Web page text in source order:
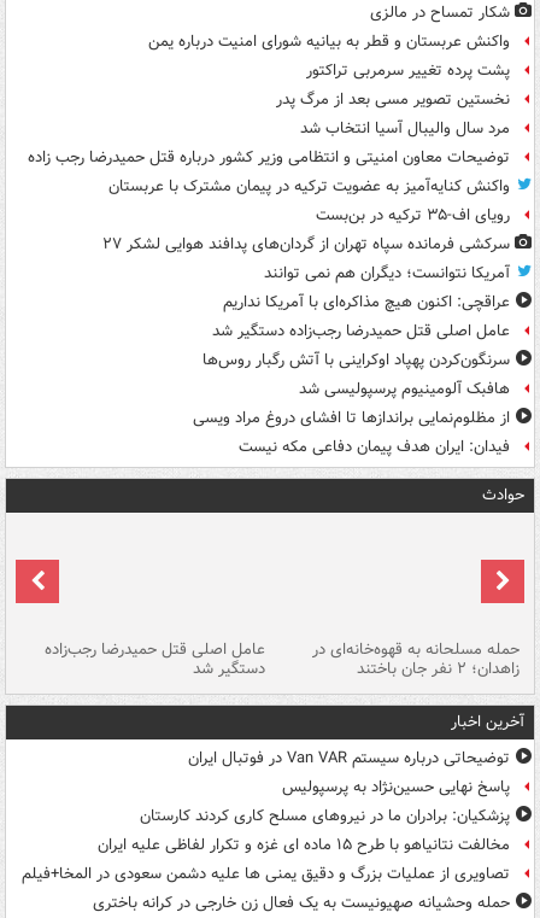
شکار تمساح در مالزی
واکنش عربستان و قطر به بیانیه شورای امنیت درباره یمن
پشت پرده تغییر سرمربی تراکتور
نخستین تصویر مسی بعد از مرگ پدر
مرد سال والیبال آسیا انتخاب شد
توضیحات معاون امنیتی و انتظامی وزیر کشور درباره قتل حمیدرضا رجب زاده
واکنش کنایه‌آمیز به عضویت ترکیه در پیمان مشترک با عربستان
رویای اف-۳۵ ترکیه در بن‌بست
سرکشی فرمانده سپاه تهران از گردان‌های پدافند هوایی لشکر ۲۷
آمریکا نتوانست؛ دیگران هم نمی توانند
عراقچی: اکنون هیچ مذاکره‌ای با آمریکا نداریم
عامل اصلی قتل حمیدرضا رجب‌زاده دستگیر شد
سرنگون‌کردن پهپاد اوکراینی با آتش رگبار روس‌ها
هافبک آلومینیوم پرسپولیسی شد
از مظلوم‌نمایی براندازها تا افشای دروغ مراد ویسی
فیدان: ایران هدف پیمان دفاعی مکه نیست
حوادث
حمله مسلحانه به قهوه‌خانه‌ای در
زاهدان؛ ۲ نفر جان باختند
عامل اصلی قتل حمیدرضا رجب‌زاده
دستگیر شد
آخرین اخبار
توضیحاتی درباره سیستم Van VAR در فوتبال ایران
پاسخ نهایی حسین‌نژاد به پرسپولیس
پزشکیان: برادران ما در نیروهای مسلح کاری کردند کارستان
مخالفت نتانیاهو با طرح ۱۵ ماده ای غزه و تکرار لفاظی علیه ایران
تصاویری از عملیات بزرگ و دقیق یمنی ها علیه دشمن سعودی در المخا+فیلم
حمله وحشیانه صهیونیست به یک فعال زن خارجی در کرانه باختری